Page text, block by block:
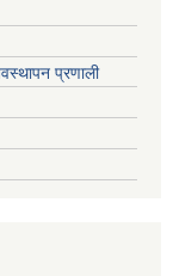
प्रणाली